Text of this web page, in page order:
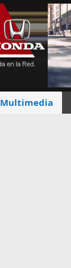
Multimedia